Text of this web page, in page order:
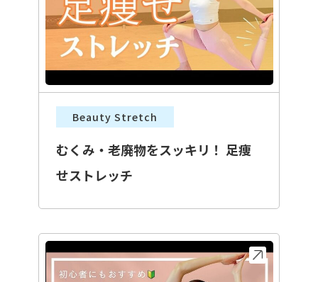
Beauty Stretch
むくみ・老廃物をスッキリ！ 足痩
せストレッチ